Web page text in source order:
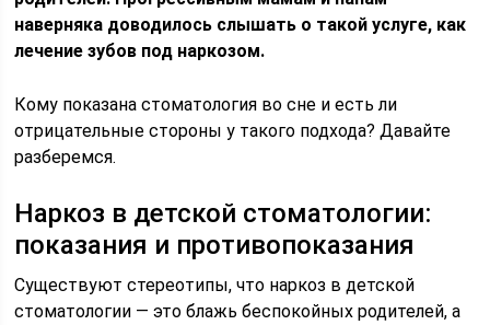
наверняка доводилось слышать о такой услуге, как
лечение зубов под наркозом.
Кому показана стоматология во сне и есть ли
отрицательные стороны у такого подхода? Давайте
разберемся.
Наркоз в детской стоматологии:
показания и противопоказания
Существуют стереотипы, что наркоз в детской
стоматологии — это блажь беспокойных родителей, а